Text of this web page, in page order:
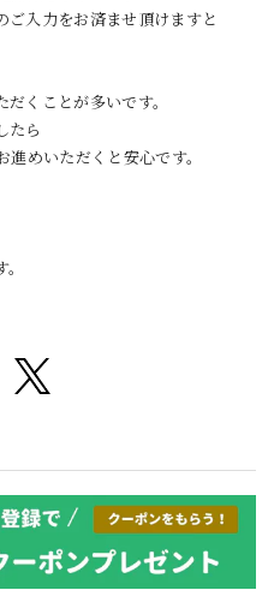
入力をお済ませ頂けますと
くことが多いです。
たら
めいただくと安心です。